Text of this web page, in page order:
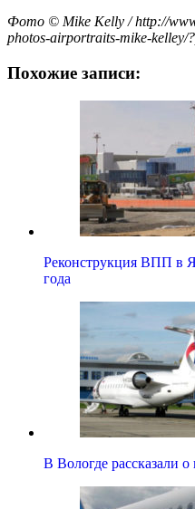
Фото © Mike Kelly / http://
photos-airportraits-mike-kelley/
Похожие записи:
Реконструкция ВПП в
года
В Вологде рассказали